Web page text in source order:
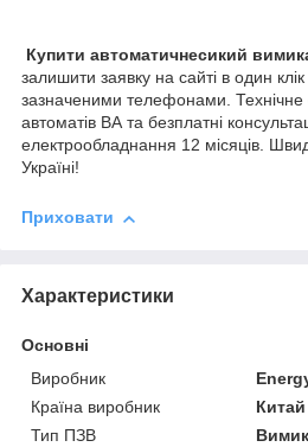
Купити автоматичнесикий
залишити заявку на сайті в один
зазначеними телефонами. Технічне
автоматів ВА та безплатні
електрообладнання 12 місяців.
Україні!
Приховати
Характеристики
Основні
Виробник
Країна виробник
Китай
Тип ПЗВ